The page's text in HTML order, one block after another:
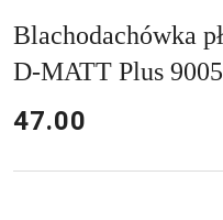
Blachodachówka
D-MATT Plus
cena:
47.00